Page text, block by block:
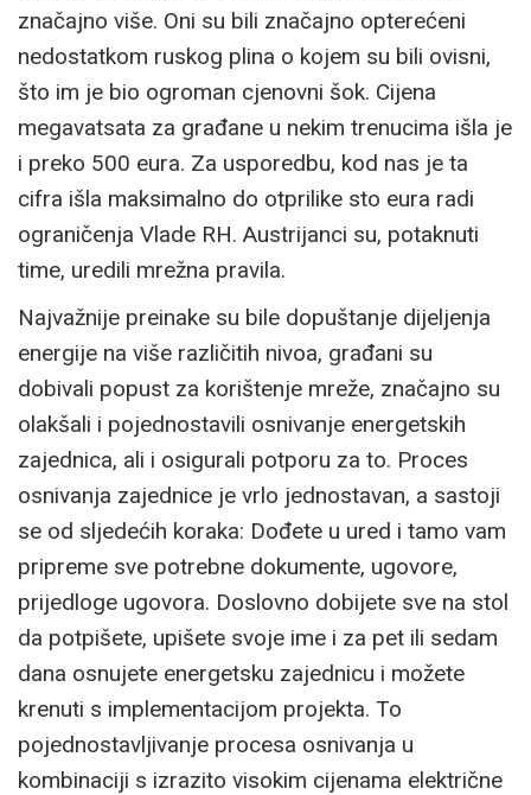
značajno više. Oni su bili značajno opterećeni
nedostatkom ruskog plina o kojem su bili ovisni,
što im je bio ogroman cjenovni šok. Cijena
megavatsata za građane u nekim trenucima išla je
i preko 500 eura. Za usporedbu, kod nas je ta
cifra išla maksimalno do otprilike sto eura radi
ograničenja Vlade RH. Austrijanci su, potaknuti
time, uredili mrežna pravila.
Najvažnije preinake su bile dopuštanje dijeljenja
energije na više različitih nivoa, građani su
dobivali popust za korištenje mreže, značajno su
olakšali i pojednostavili osnivanje energetskih
zajednica, ali i osigurali potporu za to. Proces
osnivanja zajednice je vrlo jednostavan, a sastoji
se od sljedećih koraka: Dođete u ured i tamo vam
pripreme sve potrebne dokumente, ugovore,
prijedloge ugovora. Doslovno dobijete sve na stol
da potpišete, upišete svoje ime i za pet ili sedam
dana osnujete energetsku zajednicu i možete
krenuti s implementacijom projekta. To
pojednostavljivanje procesa osnivanja u
kombinaciji s izrazito visokim cijenama električne